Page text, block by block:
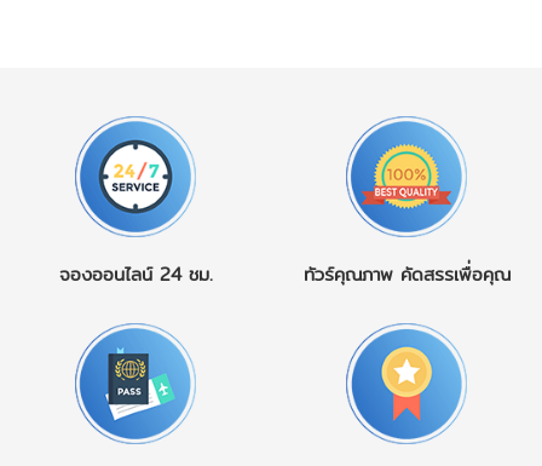
จองออนไลน์ 24 ชม. ทัวร์คุณภาพ คัดสรรเพื่อคุณ